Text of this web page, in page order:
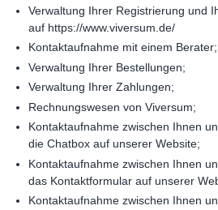
Verwaltung Ihrer Registrierung und
auf https://www.viversum.de/
Kontaktaufnahme mit einem Berater;
Verwaltung Ihrer Bestellungen;
Verwaltung Ihrer Zahlungen;
Rechnungswesen von Viversum;
Kontaktaufnahme zwischen Ihnen
die Chatbox auf unserer Website;
Kontaktaufnahme zwischen Ihnen
das Kontaktformular auf unserer
Kontaktaufnahme zwischen Ihnen